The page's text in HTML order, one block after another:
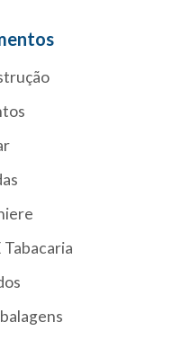
Tabacaria